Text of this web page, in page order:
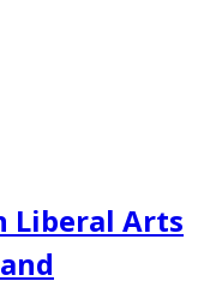
Liberal Arts